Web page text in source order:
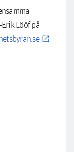
Lööf på